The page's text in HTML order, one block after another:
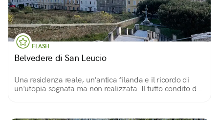
FLASH
Belvedere di San Leucio
Una residenza reale, un'antica filanda e il ricordo di
un'utopia sognata ma non realizzata. Il tutto condito da